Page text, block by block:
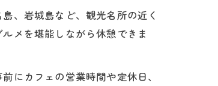
、岩城島など、観光名所の近く
メを堪能しながら休憩できま
にカフェの営業時間や定休日、